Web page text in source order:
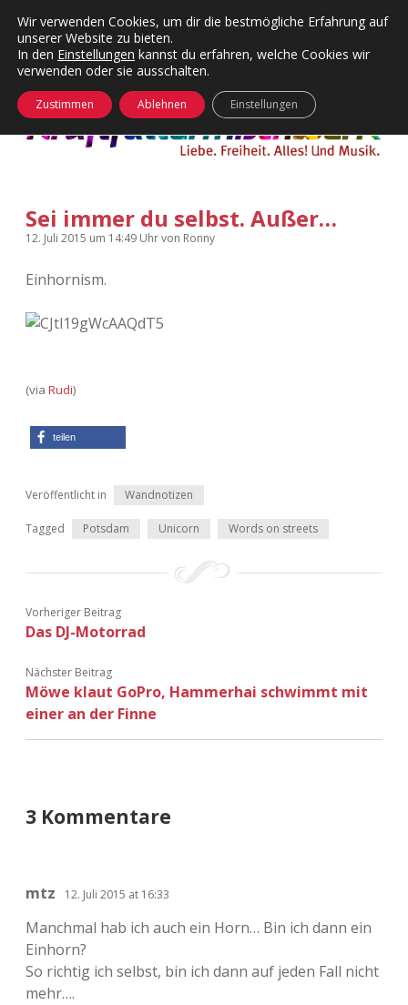
Kategorien
Menü
24 Hours Chilling
Die Wende
KFMW-Disco
KFMW-Disco
Dates
Contact
Adventskalender 2015
Adventskalender 2016
Adventskalender 2019
Adventskalender 2020
Adventskalender 2022
Adventskalender 2024
facebook
öffnen
Sei immer du selbst. Außer…
12. Juli 2015 um 14:49 Uhrvon Ronny
Einhornism.
(via Rudi)
teilen
Veröffentlicht in Wandnotizen
Tagged Potsdam Unicorn Words on streets
Vorheriger Beitrag
Das DJ-Motorrad
Nächster Beitrag
Möwe klaut GoPro, Hammerhai schwimmt mit
einer an der Finne
3 Kommentare
mtz 12. Juli 2015 at 16:33
Manchmal hab ich auch ein Horn… Bin ich dann ein
Einhorn?
So richtig ich selbst, bin ich dann auf jeden Fall nicht
mehr….
Wir verwenden Cookies, um dir die bestmögliche Erfahrung auf
unserer Website zu bieten.
In den Einstellungen kannst du erfahren, welche Cookies wir
verwenden oder sie ausschalten.
Zustimmen Ablehnen Einstellungen